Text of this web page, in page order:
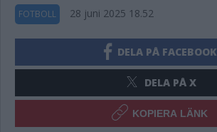
FOTBOLL 28 juni 2025 18.52
DELA PÅ FACEBOOK
DELA PÅ X
KOPIERA LÄNK